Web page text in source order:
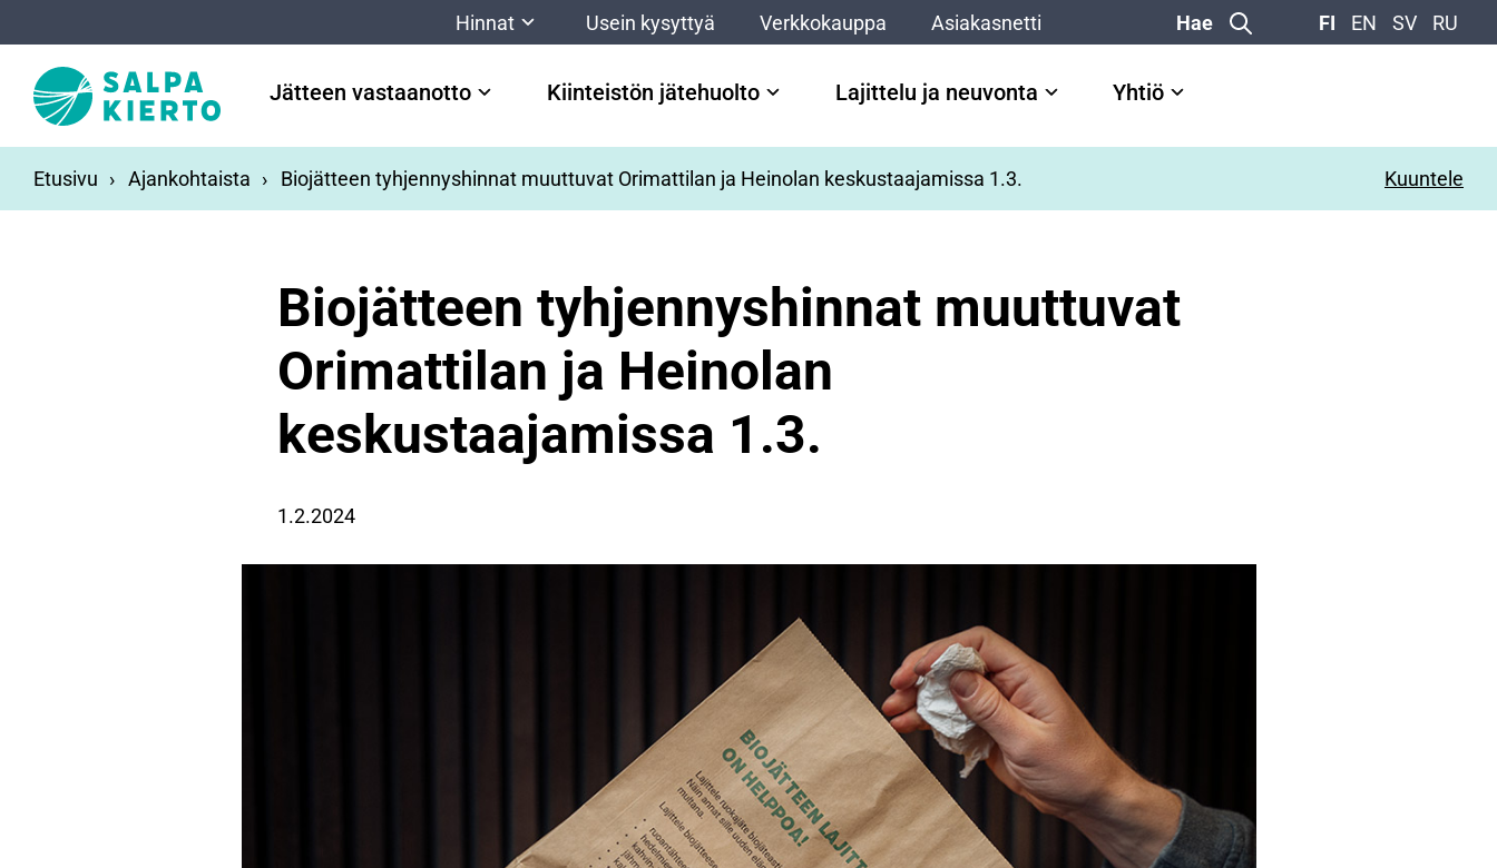
Hinnat Usein kysyttyä Verkkokauppa Asiakasnetti Hae FI EN SV RU
Jätteen vastaanotto Kiinteistön jätehuolto Lajittelu ja neuvonta Yhtiö
Etusivu Ajankohtaista Biojätteen tyhjennyshinnat muuttuvat Orimattilan ja Heinolan keskustaajamissa 1.3. Kuuntele
Biojätteen tyhjennyshinnat muuttuvat
Orimattilan ja Heinolan
keskustaajamissa 1.3.
1.2.2024